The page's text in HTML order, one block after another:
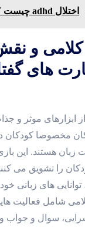
اختلال adhd چیست ؟
و
های
ابزارهای موثر و
مخصوصا کودکان
زبان هستند. این
را تشویق می‌
‌های زبانی
شامل فعالیت
سوال و جواب